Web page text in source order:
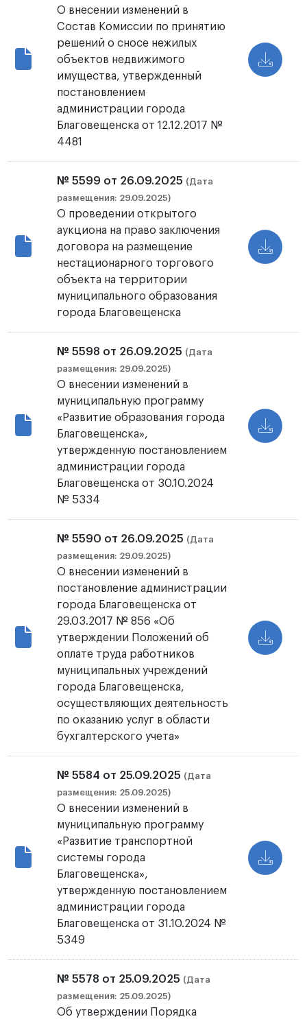
О внесении изменений в
Cостав Комиссии по принятию
решений о сносе нежилых
объектов недвижимого
имущества, утвержденный
постановлением
администрации города
Благовещенска от 12.12.2017 №
4481
№ 5599 от 26.09.2025 (Дата
размещения: 29.09.2025)
О проведении открытого
аукциона на право заключения
договора на размещение
нестационарного торгового
объекта на территории
муниципального образования
города Благовещенска
№ 5598 от 26.09.2025 (Дата
размещения: 29.09.2025)
О внесении изменений в
муниципальную программу
«Развитие образования города
Благовещенска»,
утвержденную постановлением
администрации города
Благовещенска от 30.10.2024
№ 5334
№ 5590 от 26.09.2025 (Дата
размещения: 29.09.2025)
О внесении изменений в
постановление администрации
города Благовещенска от
29.03.2017 № 856 «Об
утверждении Положений об
оплате труда работников
муниципальных учреждений
города Благовещенска,
осуществляющих деятельность
по оказанию услуг в области
бухгалтерского учета»
№ 5584 от 25.09.2025 (Дата
размещения: 25.09.2025)
О внесении изменений в
муниципальную программу
«Развитие транспортной
системы города
Благовещенска»,
утвержденную постановлением
администрации города
Благовещенска от 31.10.2024 №
5349
№ 5578 от 25.09.2025 (Дата
размещения: 25.09.2025)
Об утверждении Порядка